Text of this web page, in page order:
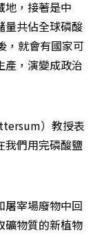
地，接著是中
量共佔全球磷酸
，就會有國家可
產，演變成政治
）教授表
我們用完磷酸鹽
屠宰場廢物中回
礦物質的新植物